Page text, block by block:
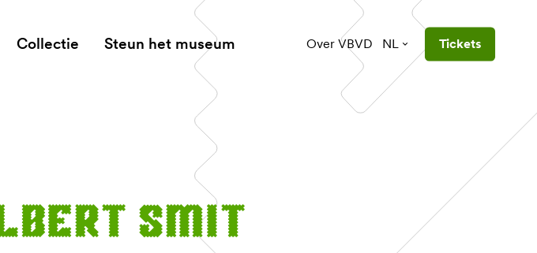
Collectie Steun het museum Over VBVD NL Tickets
Smit